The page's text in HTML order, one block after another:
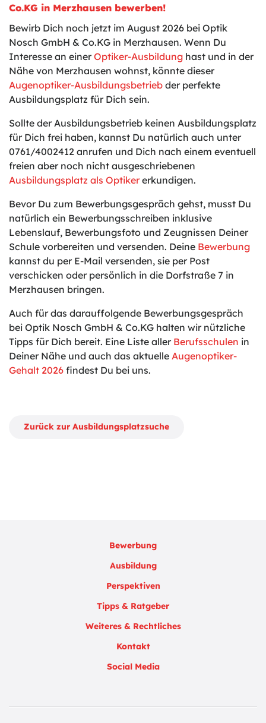
Co.KG in Merzhausen bewerben!
Bewirb Dich noch jetzt im August 2026 bei Optik
Nosch GmbH & Co.KG in Merzhausen. Wenn Du
Interesse an einer Optiker-Ausbildung hast und in der
Nähe von Merzhausen wohnst, könnte dieser
Augenoptiker-Ausbildungsbetrieb der perfekte
Ausbildungsplatz für Dich sein.
Sollte der Ausbildungsbetrieb keinen Ausbildungsplatz
für Dich frei haben, kannst Du natürlich auch unter
0761/4002412 anrufen und Dich nach einem eventuell
freien aber noch nicht ausgeschriebenen
Ausbildungsplatz als Optiker erkundigen.
Bevor Du zum Bewerbungsgespräch gehst, musst Du
natürlich ein Bewerbungsschreiben inklusive
Lebenslauf, Bewerbungsfoto und Zeugnissen Deiner
Schule vorbereiten und versenden. Deine Bewerbung
kannst du per E-Mail versenden, sie per Post
verschicken oder persönlich in die Dorfstraße 7 in
Merzhausen bringen.
Auch für das darauffolgende Bewerbungsgespräch
bei Optik Nosch GmbH & Co.KG halten wir nützliche
Tipps für Dich bereit. Eine Liste aller Berufsschulen in
Deiner Nähe und auch das aktuelle Augenoptiker-
Gehalt 2026 findest Du bei uns.
Zurück zur Ausbildungsplatzsuche
Bewerbung
Ausbildung
Perspektiven
Tipps & Ratgeber
Weiteres & Rechtliches
Kontakt
Social Media